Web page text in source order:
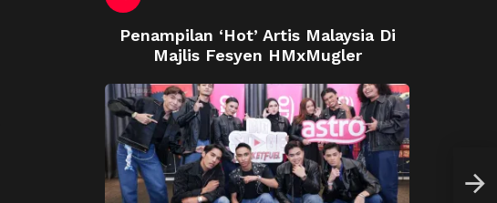
Penampilan ‘Hot’ Artis Malaysia Di
Majlis Fesyen HMxMugler